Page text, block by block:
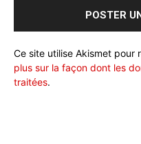
Ce site utilise Akismet pour
plus sur la façon dont les
traitées.